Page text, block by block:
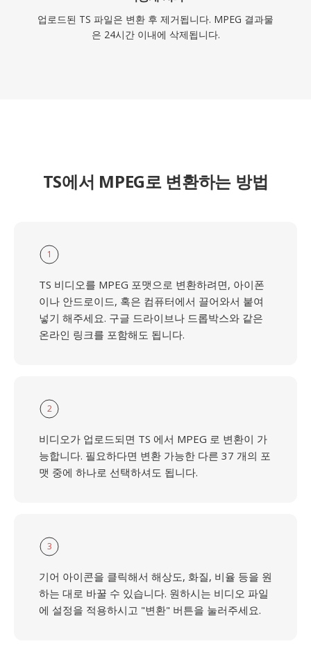
업로드된 TS 파일은 변환 후 제거됩니다. MPEG 결과물
은 24시간 이내에 삭제됩니다.
TS에서 MPEG로 변환하는 방법
1
TS 비디오를 MPEG 포맷으로 변환하려면, 아이폰
이나 안드로이드, 혹은 컴퓨터에서 끌어와서 붙여
넣기 해주세요. 구글 드라이브나 드롭박스와 같은
온라인 링크를 포함해도 됩니다.
2
비디오가 업로드되면 TS 에서 MPEG 로 변환이 가
능합니다. 필요하다면 변환 가능한 다른 37 개의 포
맷 중에 하나로 선택하셔도 됩니다.
3
기어 아이콘을 클릭해서 해상도, 화질, 비율 등을 원
하는 대로 바꿀 수 있습니다. 원하시는 비디오 파일
에 설정을 적용하시고 "변환" 버튼을 눌러주세요.